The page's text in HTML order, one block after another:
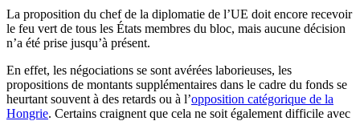
La proposition du chef de la diplomatie de l’UE doit encore recevoir
le feu vert de tous les États membres du bloc, mais aucune décision
n’a été prise jusqu’à présent.
En effet, les négociations se sont avérées laborieuses, les
propositions de montants supplémentaires dans le cadre du fonds se
heurtant souvent à des retards ou à l’opposition catégorique de la
Hongrie. Certains craignent que cela ne soit également difficile avec